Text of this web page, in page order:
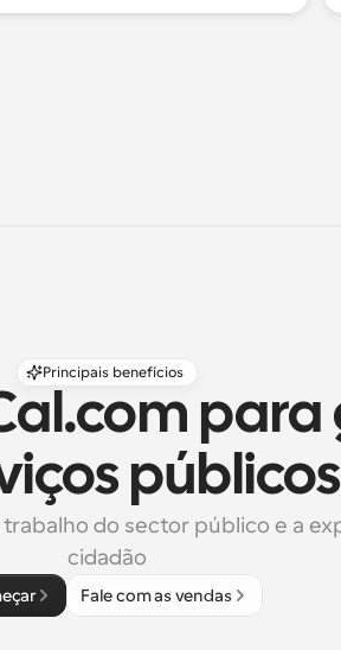
Principais benefícios
para
públicos
do sector público e a
cidadão
Fale com as vendas